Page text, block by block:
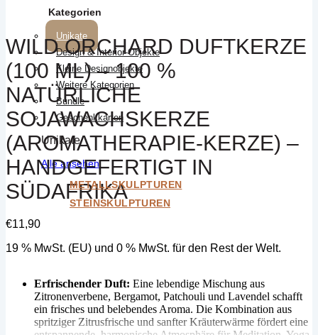
Kategorien
Unikate
Design & Interior-Objekte
Kleine Designobjekte
Weitere Kategorien
Bundle
Geschenkkarten
Unikate
Alle ansehen
METALLSKULPTUREN
STEINSKULPTUREN
WILD ORCHARD DUFTKERZE
(100 ML) – 100 %
NATÜRLICHE
SOJAWACHSKERZE
(AROMATHERAPIE-KERZE) –
HANDGEFERTIGT IN
SÜDAFRIKA
€11,90
19 % MwSt. (EU) und 0 % MwSt. für den Rest der Welt.
Erfrischender Duft: Eine lebendige Mischung aus
Zitronenverbene, Bergamot, Patchouli und Lavendel schafft
ein frisches und belebendes Aroma. Die Kombination aus
spritziger Zitrusfrische und sanfter Kräuterwärme fördert eine